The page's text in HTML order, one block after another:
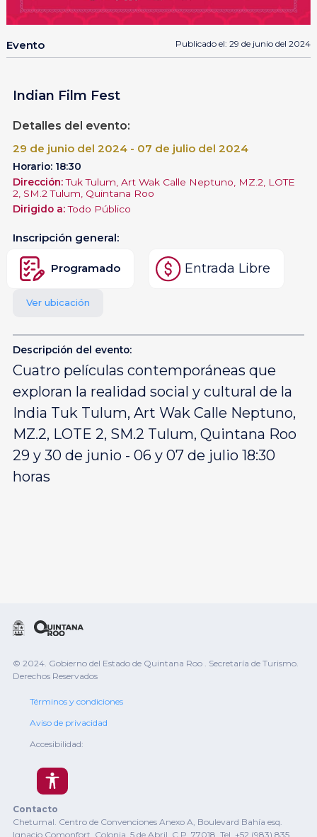
Evento Publicado el: 29 de junio del 2024
Indian Film Fest
Detalles del evento:
29 de junio del 2024 - 07 de julio del 2024
Horario: 18:30
Dirección:Tuk Tulum, Art Wak Calle Neptuno, MZ.2, LOTE
2, SM.2 Tulum, Quintana Roo
Dirigido a:Todo Público
Inscripción general:
Programado Entrada Libre
Ver ubicación
Descripción del evento:
Cuatro películas contemporáneas que
exploran la realidad social y cultural de la
India Tuk Tulum, Art Wak Calle Neptuno,
MZ.2, LOTE 2, SM.2 Tulum, Quintana Roo
29 y 30 de junio - 06 y 07 de julio 18:30
horas
© 2024. Gobierno del Estado de Quintana Roo . Secretaría de Turismo.
Derechos Reservados
Términos y condiciones
Aviso de privacidad
Accesibilidad:
Contacto
Chetumal. Centro de Convenciones Anexo A, Boulevard Bahía esq.
Ignacio Comonfort. Colonia. 5 de Abril. C.P. 77018. Tel. +52 (983) 835